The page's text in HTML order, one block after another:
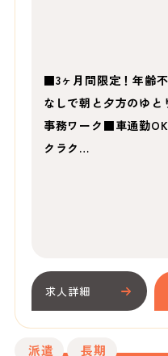
■3ヶ月間限定！年齢
なしで朝と夕方のゆ
事務ワーク■車通勤
クラク…
求人詳細
派遣 長期